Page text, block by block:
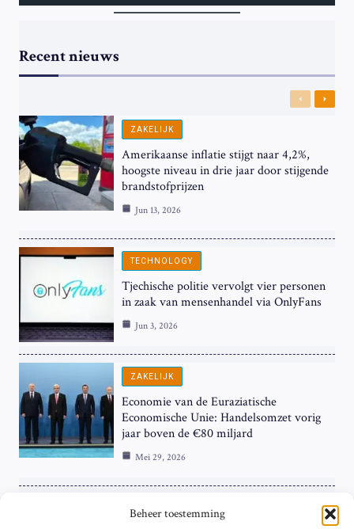
Beheer toestemming
Recent nieuws
Previous
Next
ZAKELIJK
Amerikaanse inflatie stijgt naar 4,2%,
hoogste niveau in drie jaar door stijgende
brandstofprijzen
Jun 13, 2026
TECHNOLOGY
Tjechische politie vervolgt vier personen
in zaak van mensenhandel via OnlyFans
Jun 3, 2026
ZAKELIJK
Economie van de Euraziatische
Economische Unie: Handelsomzet vorig
jaar boven de €80 miljard
Mei 29, 2026
ZAKELIJK